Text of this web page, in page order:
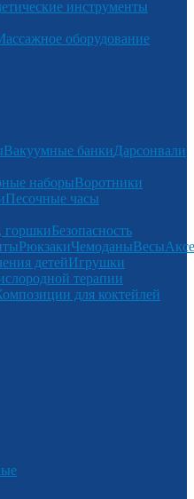
инструменты
оборудование
Вакуумные банкиДарсонвали
наборыВоротники
Песочные часы
горшкиБезопасность
РюкзакиЧемоданыВесы
детейИгрушки
терапии
для коктейлей